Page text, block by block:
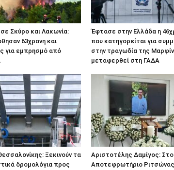
Σκύρο και Λακωνία:
63χρονη και
για εμπρησμό από
Έφτασε στην Ελλάδα η
που κατηγορείται για
στην τραγωδία της
μεταφερθεί στη ΓΑΔΑ
Ξεκινούν τα
δρομολόγια προς
Αριστοτέλης Δαμίγος: Στο
Αποτεφρωτήριο